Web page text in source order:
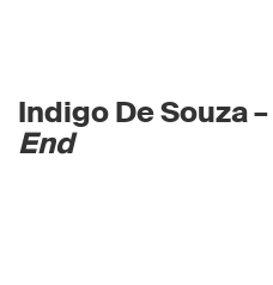
Indigo De Souza –
End